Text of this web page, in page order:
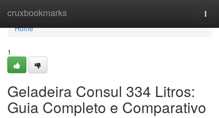
cruxbookmarks
Home
Home
1
Geladeira Consul 334 Litros:
Guia Completo e Comparativo